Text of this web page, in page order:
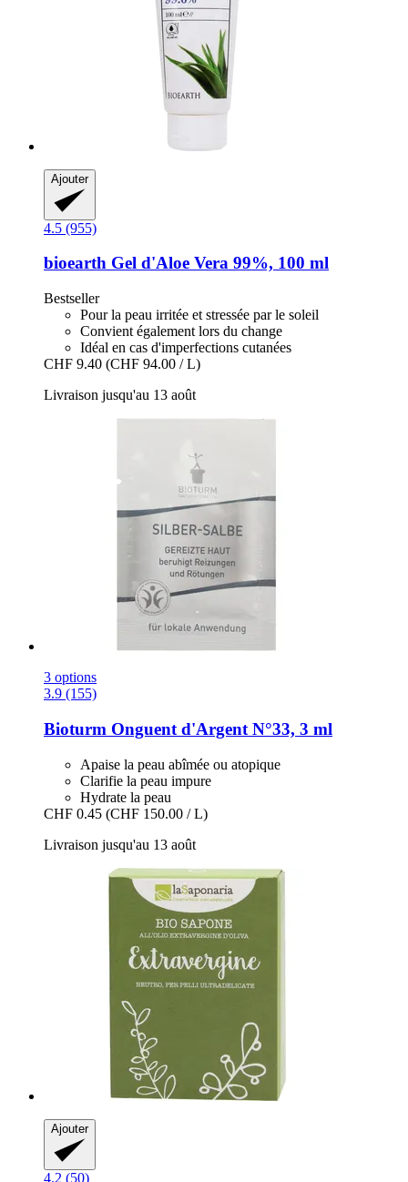
Ajouter
4.5 (955)
bioearth Gel d'Aloe Vera 99%, 100 ml
Bestseller
Pour la peau irritée et stressée par le soleil
Convient également lors du change
Idéal en cas d'imperfections cutanées
CHF 9.40 (CHF 94.00 / L)
Livraison jusqu'au 13 août
3 options
3.9 (155)
Bioturm Onguent d'Argent N°33, 3 ml
Apaise la peau abîmée ou atopique
Clarifie la peau impure
Hydrate la peau
CHF 0.45 (CHF 150.00 / L)
Livraison jusqu'au 13 août
Ajouter
4.2 (50)